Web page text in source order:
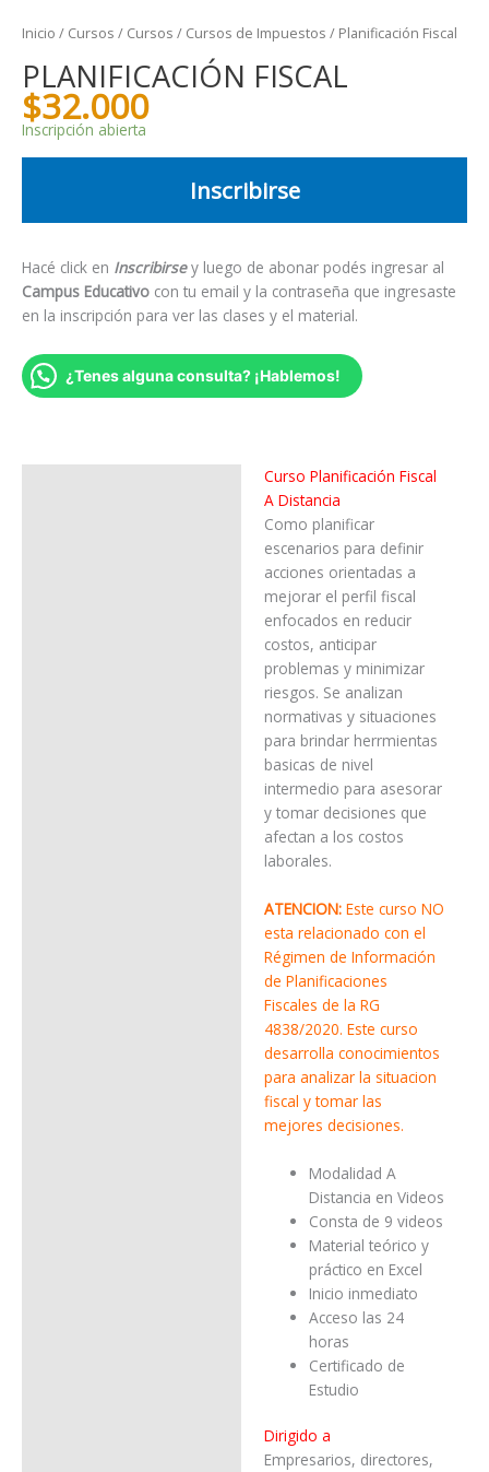
Inicio / Cursos / Cursos / Cursos de Impuestos / Planificación Fiscal
PLANIFICACIÓN FISCAL
$32.000
Inscripción abierta
Inscribirse
Hacé click en Inscribirsey luego de abonar podés ingresar al
Campus Educativo con tu email y la contraseña que ingresaste
en la inscripción para ver las clases y el material.
¿Tenes alguna consulta? ¡Hablemos!
Curso Planificación Fiscal
A Distancia
Como planificar
escenarios para definir
acciones orientadas a
mejorar el perfil fiscal
enfocados en reducir
costos, anticipar
problemas y minimizar
riesgos. Se analizan
normativas y situaciones
para brindar herrmientas
basicas de nivel
intermedio para asesorar
y tomar decisiones que
afectan a los costos
laborales.
ATENCION:Este curso NO
esta relacionado con el
Régimen de Información
de Planificaciones
Fiscales de la RG
4838/2020. Este curso
desarrolla conocimientos
para analizar la situacion
fiscal y tomar las
mejores decisiones.
Modalidad A
Distancia en Videos
Consta de 9 videos
Material teórico y
práctico en Excel
Inicio inmediato
Acceso las 24
horas
Certificado de
Estudio
Dirigido a
Empresarios, directores,